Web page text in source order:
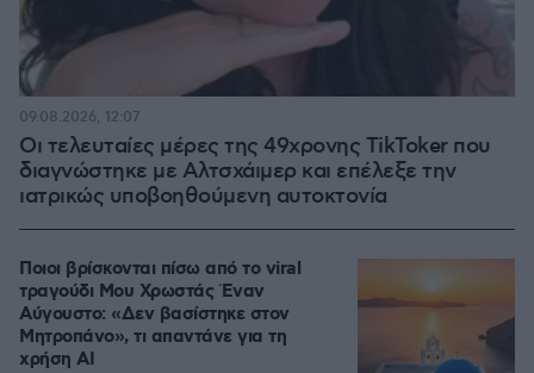
Οι τελευταίες μέρες της 49χρονης TikToker που
διαγνώστηκε με Αλτσχάιμερ και επέλεξε την
ιατρικώς υποβοηθούμενη αυτοκτονία
09.08.2026, 12:07
Ποιοι βρίσκονται πίσω από το viral
τραγούδι Μου Χρωστάς Έναν
Αύγουστο: «Δεν βασίστηκε στον
Μητροπάνο», τι απαντάνε για τη
χρήση AI